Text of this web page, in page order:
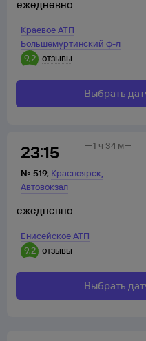
Краевое АТП
Большемуртинский ф-л
9,2 отзывы
ежедневно
Выбрать
23:15
№ 519, Красноярск,
Автовокзал
1 ч 34 м
Енисейское АТП
9,2 отзывы
ежедневно
Выбрать